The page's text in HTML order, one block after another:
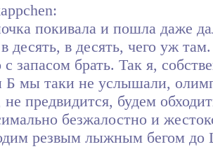
покивала и пошла даже
десять, в десять, чего уж
с запасом брать. Так я,
Б мы таки не услышали,
предвидится, будем
безжалостно и
резвым лыжным бегом до